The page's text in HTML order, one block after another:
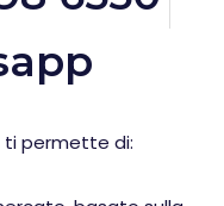
ti permette di: